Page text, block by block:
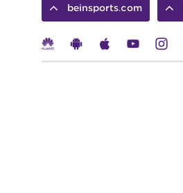
beinsports.com